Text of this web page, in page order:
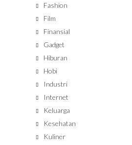
Fashion
Film
Finansial
Gadget
Hiburan
Hobi
Industri
Internet
Keluarga
Kesehatan
Kuliner